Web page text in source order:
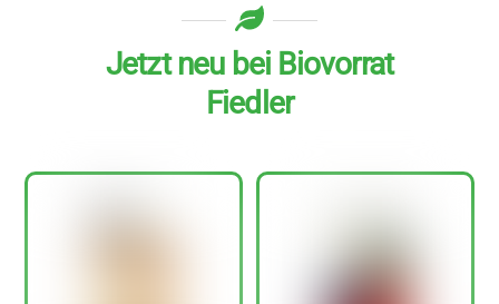
Jetzt neu bei Biovorrat
Fiedler